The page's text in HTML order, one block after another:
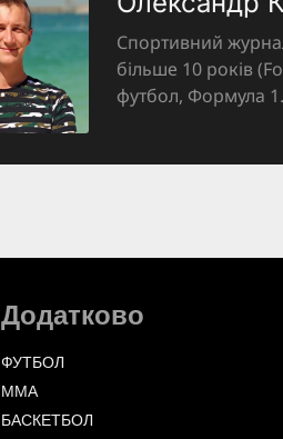
Спортивний
більше 10 років
футбол, Формула 1.
Додатково
ФУТБОЛ
ММА
БАСКЕТБОЛ